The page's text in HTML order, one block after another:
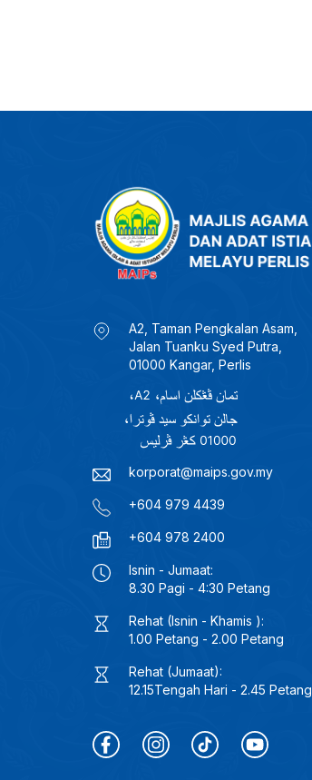
A2, Taman Pengkalan Asam,
Jalan Tuanku Syed Putra,
01000 Kangar, Perlis
korporat@maips.gov.my
+604 979 4439
+604 978 2400
Isnin - Jumaat:
8.30 Pagi - 4:30 Petang
Rehat (Isnin - Khamis ):
1.00 Petang - 2.00 Petang
Rehat (Jumaat):
12.15Tengah Hari - 2.45 Petang